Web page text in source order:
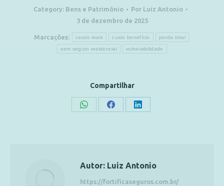
Category: Bens e Patrimônio Por Luiz Antonio
3 de dezembro de 2025
Marcações: casos reais custo benefício perda total
sem seguro residencial vulnerabilidade
Compartilhar
Autor: Luiz Antonio
https://fortificaseguros.com.br/